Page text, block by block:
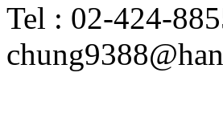
Tel : 02-424-